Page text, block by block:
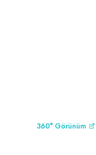
360° Görünüm